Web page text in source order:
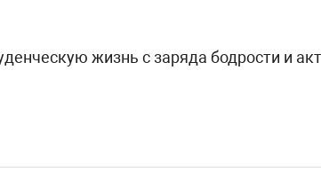
жизнь с заряда бодрости и